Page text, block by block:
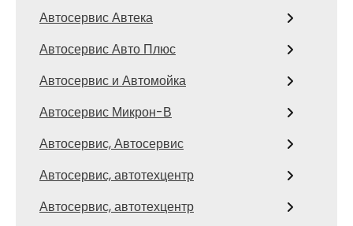
Автосервис Автека
Автосервис Авто Плюс
Автосервис и Автомойка
Автосервис Микрон-В
Автосервис, Автосервис
Автосервис, автотехцентр
Автосервис, автотехцентр